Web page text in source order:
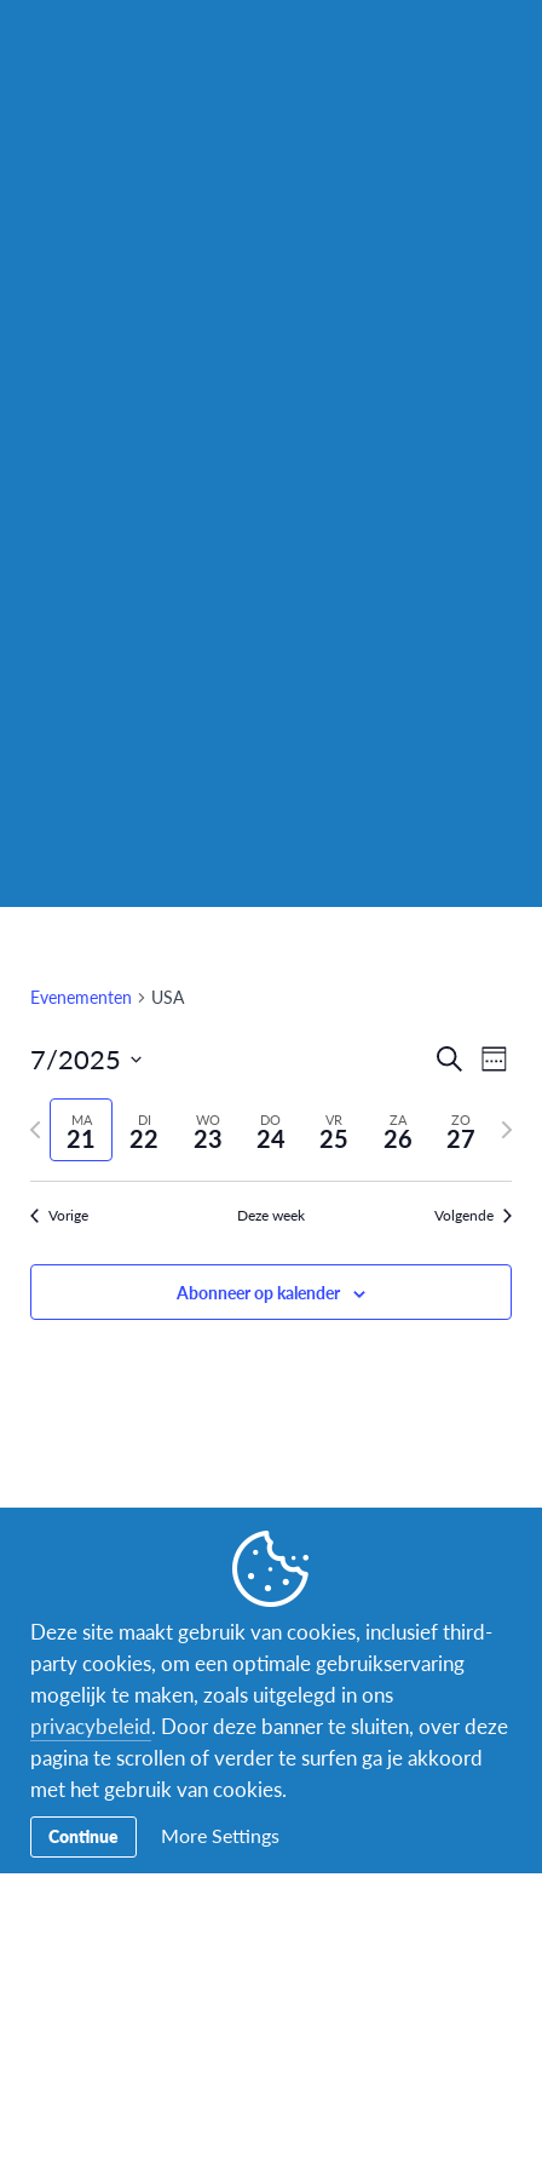
Evenementen USA
Zoeken
en
ZoekenWeek
7/2025
Selecteer
datumMA
21
DI
22
WO
23
DO
24
VR
25
ZA
26
ZO
27
vorige
week
Vorige Deze week Volgende
Abonneer op kalender
FacebookInstagramMessenger
Secundaire
Navigatie
Naar het buitenland
Word gastgezin
Deze site maakt gebruik van cookies, inclusief third-
party cookies, om een optimale gebruikservaring
mogelijk te maken, zoals uitgelegd in ons
privacybeleid. Door deze banner te sluiten, over deze
pagina te scrollen of verder te surfen ga je akkoord
met het gebruik van cookies.
Continue More Settings